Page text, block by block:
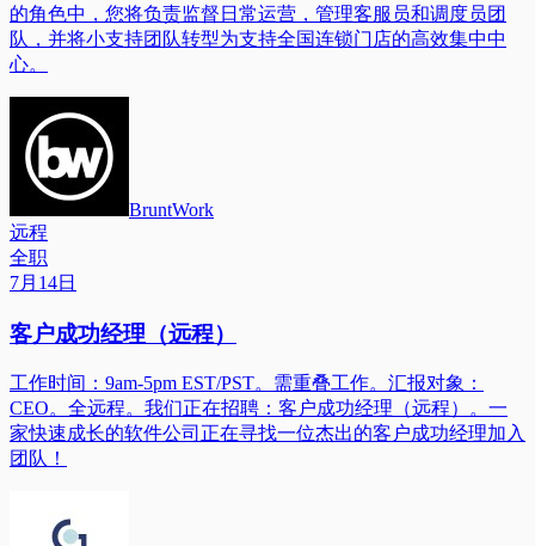
的角色中，您将负责监督日常运营，管理客服员和调度员团
队，并将小支持团队转型为支持全国连锁门店的高效集中中
心。
BruntWork
远程
全职
7月14日
客户成功经理（远程）
工作时间：9am-5pm EST/PST。需重叠工作。汇报对象：
CEO。全远程。我们正在招聘：客户成功经理（远程）。一
家快速成长的软件公司正在寻找一位杰出的客户成功经理加入
团队！